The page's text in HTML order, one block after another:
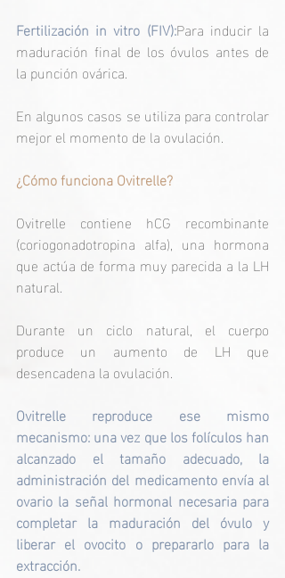
Fertilización in vitro (FIV):Para inducir la
maduración final de los óvulos antes de
la punción ovárica.
En algunos casos se utiliza para controlar
mejor el momento de la ovulación.
¿Cómo funciona Ovitrelle?
Ovitrelle contiene hCG recombinante
(coriogonadotropina alfa), una hormona
que actúa de forma muy parecida a la LH
natural.
Durante un ciclo natural, el cuerpo
produce un aumento de LH que
desencadena la ovulación.
Ovitrelle reproduce ese mismo
mecanismo: una vez que los folículos han
alcanzado el tamaño adecuado, la
administración del medicamento envía al
ovario la señal hormonal necesaria para
completar la maduración del óvulo y
liberar el ovocito o prepararlo para la
extracción.